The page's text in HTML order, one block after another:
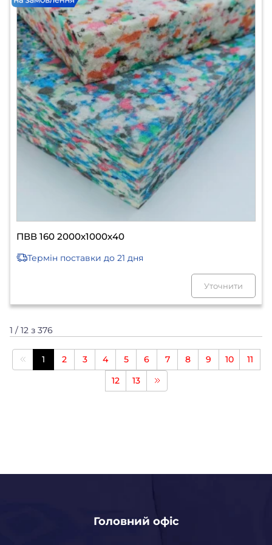
ПВВ 160 2000х1000х40
Термін поставки до 21 дня
Уточнити
1 / 12 з 376
1 2 3 4 5 6 7 8 9 10
11
12
13
Головний офіс